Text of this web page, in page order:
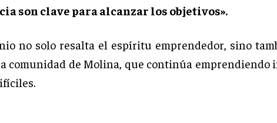
son clave para alcanzar los objetivos».
no solo resalta el espíritu emprendedor, sino
comunidad de Molina, que continúa emprendiendo